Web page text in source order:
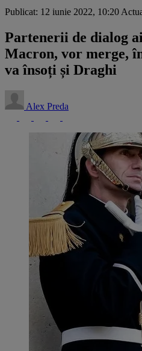
Publicat: 12 iunie 2022, 10:20
Partenerii de dialog
Macron, vor merge,
va însoți și Draghi
Alex Preda